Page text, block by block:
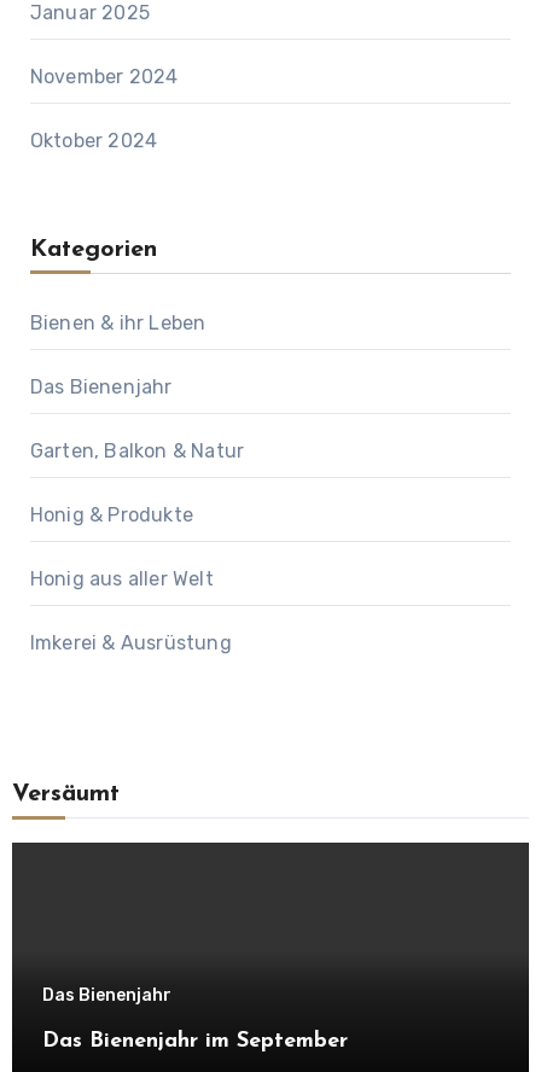
Januar 2025
November 2024
Oktober 2024
Kategorien
Bienen & ihr Leben
Das Bienenjahr
Garten, Balkon & Natur
Honig & Produkte
Honig aus aller Welt
Imkerei & Ausrüstung
Versäumt
Das Bienenjahr
Das Bienenjahr im September